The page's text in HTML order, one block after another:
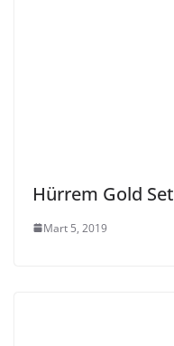
Hürrem Gold Set
Mart 5, 2019